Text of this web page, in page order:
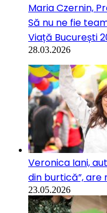
Maria Czernin,
Să nu ne fie
Viață București
28.03.2026
Veronica Iani,
din burtică”, are
23.05.2026